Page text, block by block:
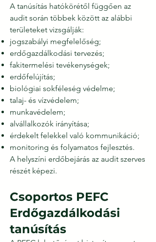
A tanúsítás hatókörétől függően az
audit során többek között az alábbi
területeket vizsgálják:
jogszabályi megfelelőség;
erdőgazdálkodási tervezés;
fakitermelési tevékenységek;
erdőfelújítás;
biológiai sokféleség védelme;
talaj- és vízvédelem;
munkavédelem;
alvállalkozók irányítása;
érdekelt felekkel való kommunikáció;
monitoring és folyamatos fejlesztés.
A helyszíni erdőbejárás az audit szerves
részét képezi.
Csoportos PEFC
Erdőgazdálkodási
tanúsítás